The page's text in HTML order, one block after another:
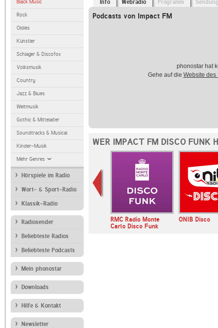
Black Music
Rock
Oldies
Künstler
Schlager & Discofox
Volksmusik
Country
Jazz & Blues
Weltmusik
Gothic & Mittelalter
Soundtracks & Musical
Kinder-Musik
Mehr Genres
Hörspiele im Radio
Wort- & Sport-Radio
Klassik-Radio
Radiosender
Beliebteste Radios
Beliebteste Podcasts
Mein phonostar
Downloads
Hilfe & Kontakt
Newsletter
Info Webradio Programm
Podcasts von Impact FM
phonostar hat
Gehe auf die Website des
WER IMPACT FM DISCO FUNK
Funk Music DanceGroove Radio
RMC Radio Monte
Carlo Disco Funk
ONIB Disco